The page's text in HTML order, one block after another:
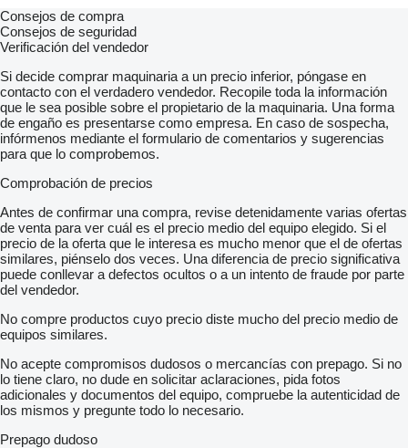
- Fahrer-Mikrofon
- Kinderwagen-Stellplatz
- Rollstuhl-Rampe
- Rollstuhl-Platz
- Haltewunsch-Taste
- Innenraum-Kamera
-
- Exterieur:
-
- Matrix / Fahrziel-Anlage
- Matrix Hersteller: Lawo
- doppelbreite Tür Anzahl: 4
- HebeSenk-Anlage
- Servolenkung
- Fahrtenschreiber Karte
- Sonnenblende
- Außenspiegel Elektrisch
- Dachluken
- Dachventilatoren
-
- Sonstiges:
- Zwillingsbereift
- Vermietung Möglich
Fahrzeugabmessungen: Länge 17,95 M; Breite 2,55 M; Höhe
3,2 M
-
Consejos de compra
Consejos de seguridad
Verificación del vendedor
Si decide comprar maquinaria a un precio inferior, póngase en
contacto con el verdadero vendedor. Recopile toda la información
que le sea posible sobre el propietario de la maquinaria. Una forma
de engaño es presentarse como empresa. En caso de sospecha,
infórmenos mediante el formulario de comentarios y sugerencias
para que lo comprobemos.
Comprobación de precios
Antes de confirmar una compra, revise detenidamente varias ofertas
de venta para ver cuál es el precio medio del equipo elegido. Si el
precio de la oferta que le interesa es mucho menor que el de ofertas
similares, piénselo dos veces. Una diferencia de precio significativa
puede conllevar a defectos ocultos o a un intento de fraude por parte
del vendedor.
No compre productos cuyo precio diste mucho del precio medio de
equipos similares.
No acepte compromisos dudosos o mercancías con prepago. Si no
lo tiene claro, no dude en solicitar aclaraciones, pida fotos
adicionales y documentos del equipo, compruebe la autenticidad de
los mismos y pregunte todo lo necesario.
Prepago dudoso